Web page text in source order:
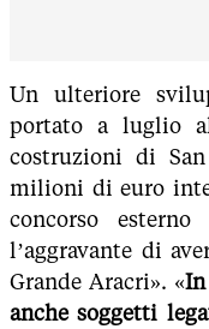
Un ulteriore
portato a luglio
costruzioni di
milioni di euro
concorso
l’aggravante di
Grande Aracri». «In
anche soggetti